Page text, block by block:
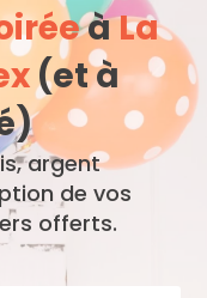
àLa
(et à
argent
de vos
offerts.